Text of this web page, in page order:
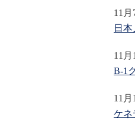
11月
日
11月
B-1
11月
ケネ